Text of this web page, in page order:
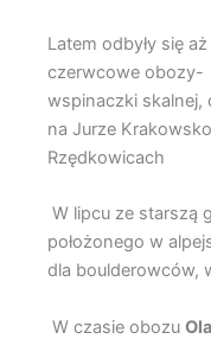
Latem odbyły się
czerwcowe obozy-
wspinaczki skalnej,
na Jurze
Rzędkowicach
W lipcu ze starszą
położonego w
dla boulderowców,
W czasie obozu